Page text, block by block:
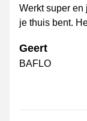
Werkt super
je thuis bent.
Geert
BAFLO